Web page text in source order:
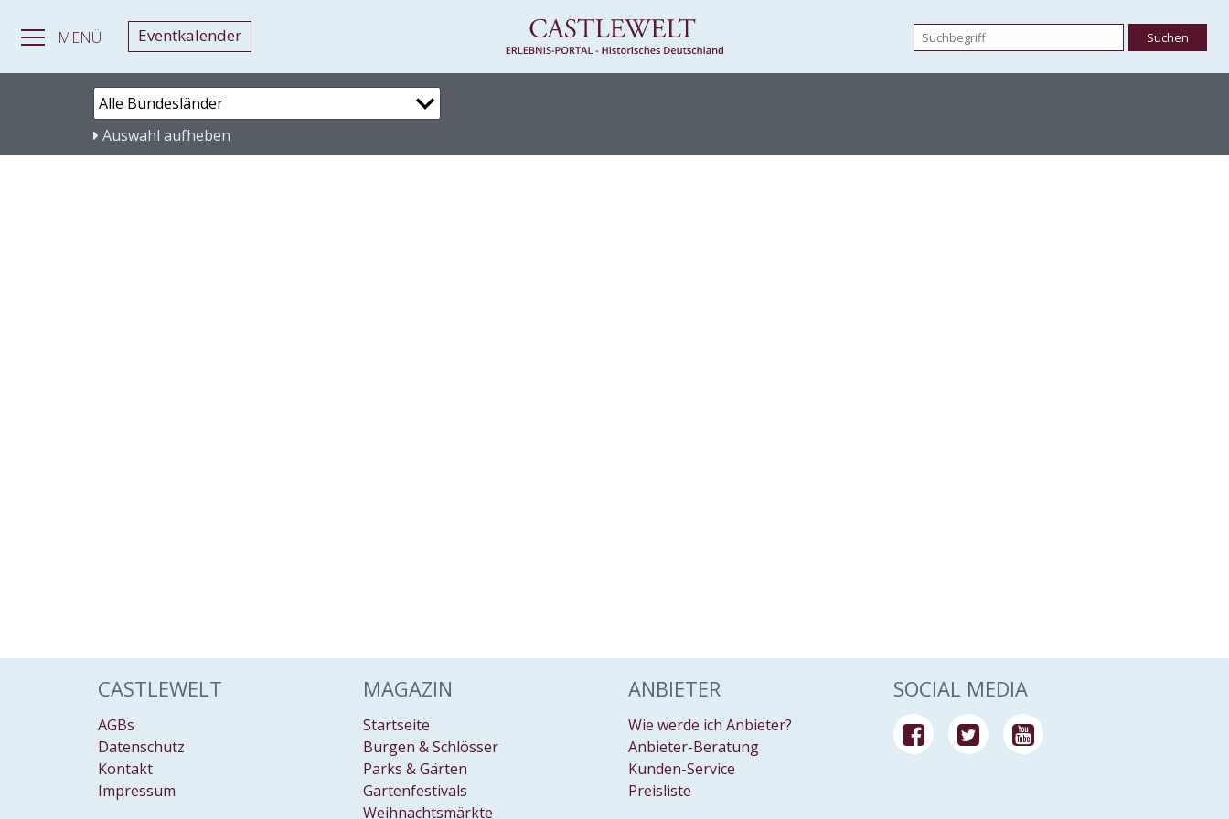
MENÜ Eventkalender
Auswahl aufheben
CASTLEWELT
AGBs
Datenschutz
Kontakt
Impressum
MAGAZIN
Startseite
Burgen & Schlösser
Parks & Gärten
Gartenfestivals
Weihnachtsmärkte
ANBIETER
Wie werde ich Anbieter?
Anbieter-Beratung
Kunden-Service
Preisliste
SOCIAL MEDIA